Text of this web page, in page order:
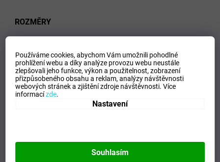
Používáme cookies, abychom Vám umožnili pohodlné
prohlížení webu a díky analýze provozu webu neustále
zlepšovali jeho funkce, výkon a použitelnost,zobrazení
přizpůsobeného obsahu a reklam, analýzy návštěvnosti
webových stránek a zjištění zdroje návštěvnosti.Více
informacízde.
Nastavení
Souhlasím
ROZMĚRY
S 130 108 77
M 132 108 77
Doplňkové parametry
Pláštěnky a ponča